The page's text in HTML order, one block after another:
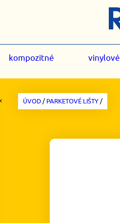
kompozitné vinylové
ÚVOD/PARKETOVÉ LIŠTY/